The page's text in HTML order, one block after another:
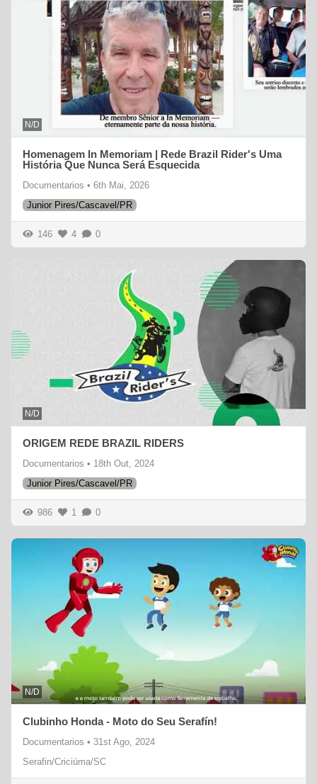
N/D
Homenagem In Memoriam | Rede Brazil Rider's Uma
História Que Nunca Será Esquecida
Documentarios • 6th Mai, 2026
Junior Pires/Cascavel/PR
146 4 0
N/D
ORIGEM REDE BRAZIL RIDERS
Documentarios • 18th Out, 2024
Junior Pires/Cascavel/PR
986 1 0
N/D
Clubinho Honda - Moto do Seu Serafín!
Documentarios • 31st Ago, 2024
Serafin/Criciúma/SC